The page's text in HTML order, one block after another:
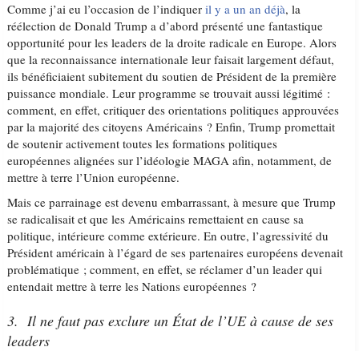
Comme j’ai eu l’occasion de l’indiquer il y a un an déjà, la
réélection de Donald Trump a d’abord présenté une fantastique
opportunité pour les leaders de la droite radicale en Europe. Alors
que la reconnaissance internationale leur faisait largement défaut,
ils bénéficiaient subitement du soutien de Président de la première
puissance mondiale. Leur programme se trouvait aussi légitimé :
comment, en effet, critiquer des orientations politiques approuvées
par la majorité des citoyens Américains ? Enfin, Trump promettait
de soutenir activement toutes les formations politiques
européennes alignées sur l’idéologie MAGA afin, notamment, de
mettre à terre l’Union européenne.
Mais ce parrainage est devenu embarrassant, à mesure que Trump
se radicalisait et que les Américains remettaient en cause sa
politique, intérieure comme extérieure. En outre, l’agressivité du
Président américain à l’égard de ses partenaires européens devenait
problématique ; comment, en effet, se réclamer d’un leader qui
entendait mettre à terre les Nations européennes ?
3. Il ne faut pas exclure un État de l’UE à cause de ses
leaders